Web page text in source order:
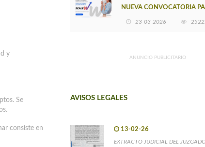
y
Se
consiste en
NUEVA CONVOCATORIA
23-03-2026
ANUNCIO PUBLICITARIO
AVISOS LEGALES
13-02-26
EXTRACTO JUDICIAL DEL